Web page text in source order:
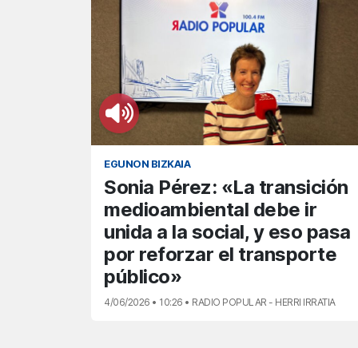
EGUNON BIZKAIA
Sonia Pérez: «La transición
medioambiental debe ir
unida a la social, y eso pasa
por reforzar el transporte
público»
4/06/2026 • 10:26 • RADIO POPULAR - HERRI IRRATIA